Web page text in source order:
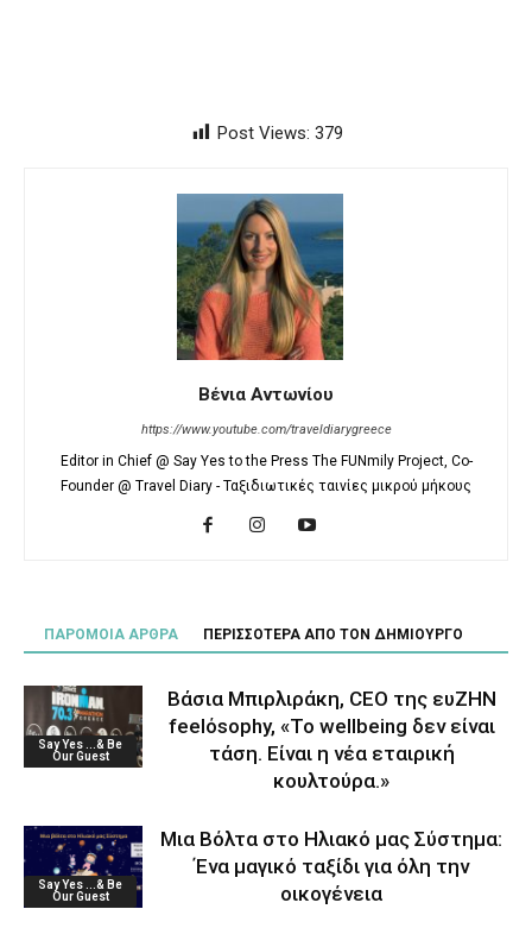
Post Views: 379
Βένια Αντωνίου
https://www.youtube.com/traveldiarygreece
Editor in Chief @ Say Yes to the Press The FUNmily Project, Co-
Founder @ Travel Diary - Ταξιδιωτικές ταινίες μικρού μήκους
ΠΑΡΟΜΟΙΑ ΑΡΘΡΑ ΠΕΡΙΣΣΟΤΕΡΑ ΑΠΟ ΤΟΝ ΔΗΜΙΟΥΡΓΟ
Say Yes ...& Be
Our Guest
Βάσια Μπιρλιράκη, CEO της ευΖΗΝ
feelόsophy, «Το wellbeing δεν είναι
τάση. Είναι η νέα εταιρική
κουλτούρα.»
Say Yes ...& Be
Our Guest
Μια Βόλτα στο Ηλιακό μας Σύστημα:
Ένα μαγικό ταξίδι για όλη την
οικογένεια